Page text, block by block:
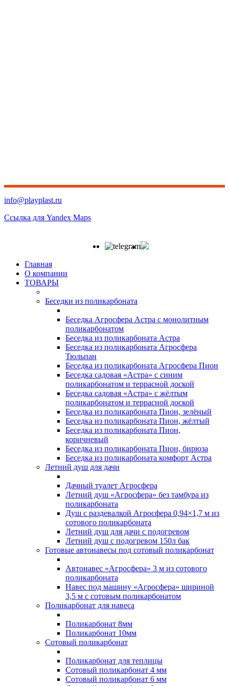
info@playplast.ru
Ссылка для Yandex Maps
Главная
О компании
ТОВАРЫ
Беседки из поликарбоната
Беседка Агросфера Астра с монолитным
поликарбонатом
Беседка из поликарбоната Астра
Беседка из поликарбоната Агросфера
Тюльпан
Беседка из поликарбоната Агросфера Пион
Беседка садовая «Астра» с синим
поликарбонатом и террасной доской
Беседка садовая «Астра» с жёлтым
поликарбонатом и террасной доской
Беседка из поликарбоната Пион, зелёный
Беседка из поликарбоната Пион, жёлтый
Беседка из поликарбоната Пион,
коричневый
Беседка из поликарбоната Пион, бирюза
Беседка из поликарбоната комфорт Астра
Летний душ для дачи
Дачный туалет Агросфера
Летний душ «Агросфера» без тамбура из
поликарбоната
Душ с раздевалкой Агросфера 0,94×1,7 м из
сотового поликарбоната
Летний душ для дачи с подогревом
Летний душ с подогревом 150л бак
Готовые автонавесы под сотовый поликарбонат
Автонавес «Агросфера» 3 м из сотового
поликарбоната
Навес под машину «Агросфера» шириной
3,5 м с сотовым поликарбонатом
Поликарбонат для навеса
Поликарбонат 8мм
Поликарбонат 10мм
Сотовый поликарбонат
Поликарбонат для теплицы
Сотовый поликарбонат 4 мм
Сотовый поликарбонат 6 мм